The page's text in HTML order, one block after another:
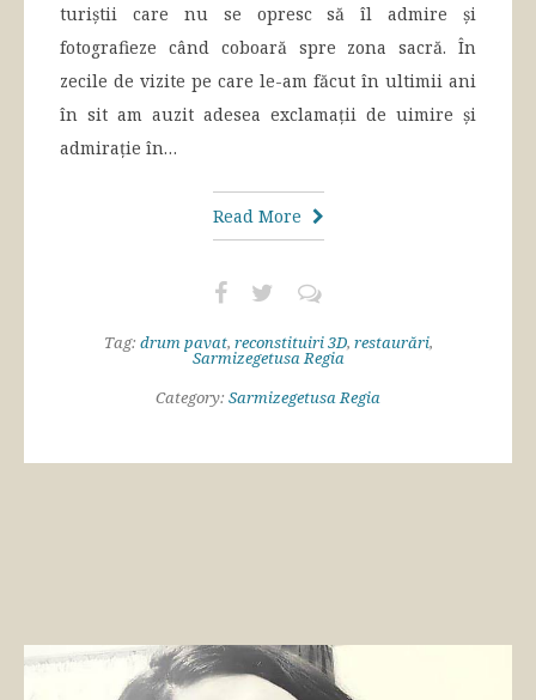
turiștii care nu se opresc să îl admire și
fotografieze când coboară spre zona sacră. În
zecile de vizite pe care le-am făcut în ultimii ani
în sit am auzit adesea exclamații de uimire și
admirație în…
Read More
Tag: drum pavat, reconstituiri 3D, restaurări,
Sarmizegetusa Regia
Category: Sarmizegetusa Regia